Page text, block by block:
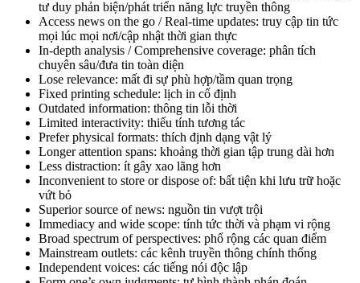
tư duy phản biện/phát triển năng lực truyền thông
Access news on the go / Real-time updates: truy cập tin tức
mọi lúc mọi nơi/cập nhật thời gian thực
In-depth analysis / Comprehensive coverage: phân tích
chuyên sâu/đưa tin toàn diện
Lose relevance: mất đi sự phù hợp/tầm quan trọng
Fixed printing schedule: lịch in cố định
Outdated information: thông tin lỗi thời
Limited interactivity: thiếu tính tương tác
Prefer physical formats: thích định dạng vật lý
Longer attention spans: khoảng thời gian tập trung dài hơn
Less distraction: ít gây xao lãng hơn
Inconvenient to store or dispose of: bất tiện khi lưu trữ hoặc
vứt bỏ
Superior source of news: nguồn tin vượt trội
Immediacy and wide scope: tính tức thời và phạm vi rộng
Broad spectrum of perspectives: phổ rộng các quan điểm
Mainstream outlets: các kênh truyền thông chính thống
Independent voices: các tiếng nói độc lập